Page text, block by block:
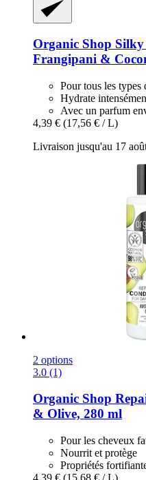
Organic Shop
Frangipani &
Pour tous les types
Hydrate
Avec un parfum
4,39 € (17,56 € / L)
Livraison jusqu'au 17
2 options
3.0 (1)
Organic Shop
& Olive, 280 ml
Pour les cheveux
Nourrit et protège
Propriétés
4,39 € (15,68 € / L)